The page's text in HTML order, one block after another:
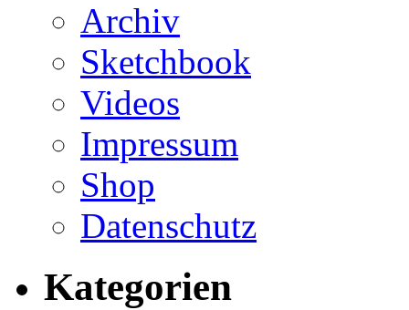
Archiv
Sketchbook
Videos
Impressum
Shop
Datenschutz
Kategorien